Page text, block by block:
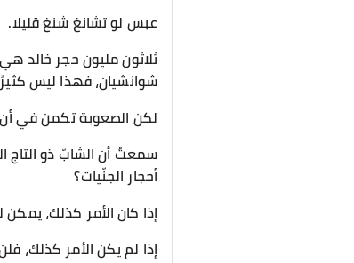
عبس لو تشانغ شنغ قليلا.
ثلاثون مليون حجر خالد
شوانشيان، فهذا ليس
لكن الصعوبة تكمن في
سمعتُ أن الشابّ ذو التاج
أحجار الجنّيات؟
إذا كان الأمر كذلك،
إذا لم يكن الأمر كذلك،